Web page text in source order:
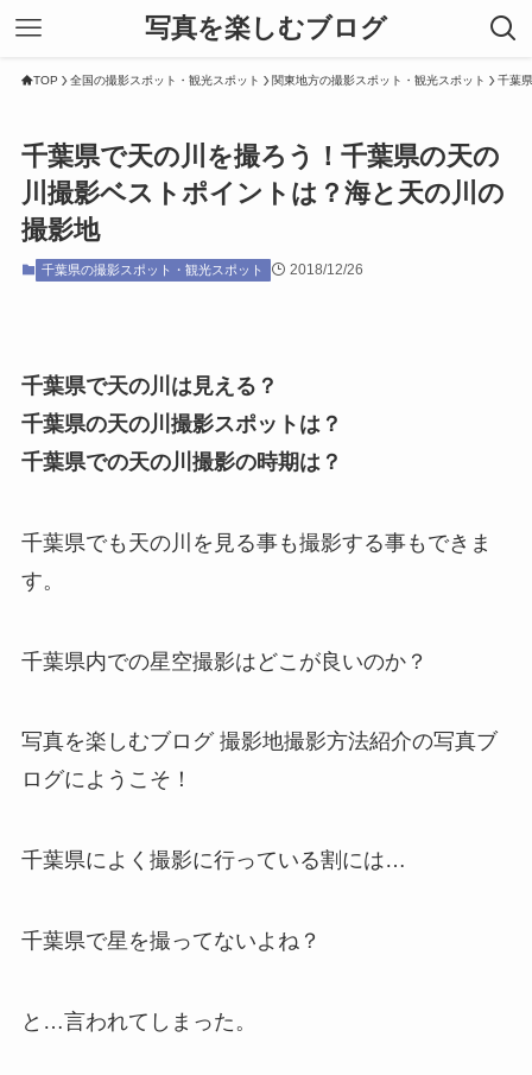
写真を楽しむブログ
TOP 全国の撮影スポット・観光スポット 関東地方の撮影スポット・観光スポット 千葉
千葉県で天の川を撮ろう！千葉県の天の
川撮影ベストポイントは？海と天の川の
撮影地
千葉県の撮影スポット・観光スポット 2018/12/26
千葉県で天の川は見える？
千葉県の天の川撮影スポットは？
千葉県での天の川撮影の時期は？
千葉県でも天の川を見る事も撮影する事もできま
す。
千葉県内での星空撮影はどこが良いのか？
写真を楽しむブログ 撮影地撮影方法紹介の写真ブ
ログにようこそ！
千葉県によく撮影に行っている割には…
千葉県で星を撮ってないよね？
と…言われてしまった。